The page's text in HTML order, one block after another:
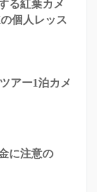
る紅葉カメ
個人レッス
アー1泊カメ
に注意の